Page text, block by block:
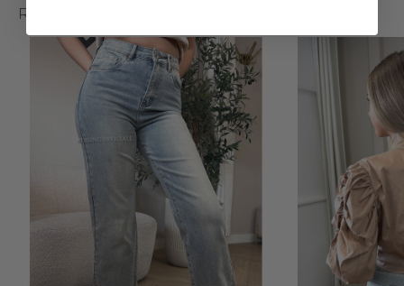
Related articles